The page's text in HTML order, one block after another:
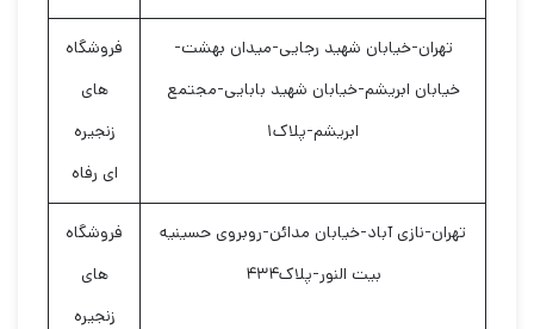
تهران-خیابان شهید رجایی-میدان بهشت-
خیابان ابریشم-خیابان شهید بابایی-مجتمع
ابریشم-پلاک۱
فروشگاه
های
زنجیره
ای رفاه
تهران-نازی آباد-خیابان مدائن-روبروی حسینیه
بیت النور-پلاک۴۳۴
فروشگاه
های
زنجیره